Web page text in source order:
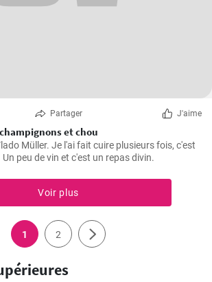
Partager J'aime
et chou
Müller. Je l'ai fait cuire plusieurs fois, c'est
peu de vin et c'est un repas divin.
Voir plus
1 2